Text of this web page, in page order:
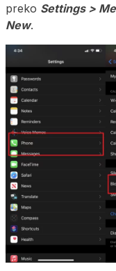
preko Settings >
New.